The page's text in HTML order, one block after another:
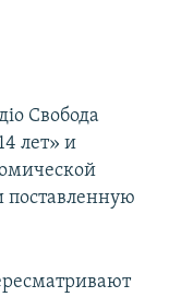
Свобода
лет» и
поставленную